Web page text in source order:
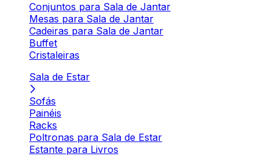
Conjuntos para Sala de Jantar
Mesas para Sala de Jantar
Cadeiras para Sala de Jantar
Buffet
Cristaleiras
Sala de Estar
Sofás
Painéis
Racks
Poltronas para Sala de Estar
Estante para Livros